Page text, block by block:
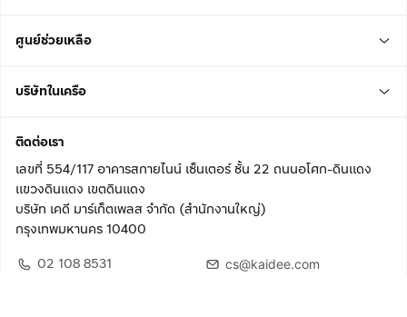
ศูนย์ช่วยเหลือ
บริษัทในเครือ
ติดต่อเรา
เลขที่ 554/117 อาคารสกายไนน์ เซ็นเตอร์ ชั้น 22 ถนนอโศก-ดินแดง
แขวงดินแดง เขตดินแดง
บริษัท เคดี มาร์เก็ตเพลส จำกัด (สำนักงานใหญ่)
กรุงเทพมหานคร 10400
02 108 8531
cs@kaidee.com